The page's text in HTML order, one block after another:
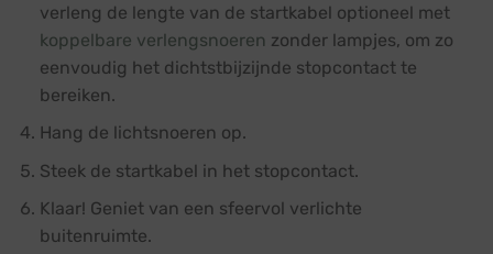
verleng de lengte van de startkabel optioneel met
koppelbare verlengsnoeren zonder lampjes, om zo
eenvoudig het dichtstbijzijnde stopcontact te
bereiken.
Hang de lichtsnoeren op.
Steek de startkabel in het stopcontact.
Klaar! Geniet van een sfeervol verlichte
buitenruimte.